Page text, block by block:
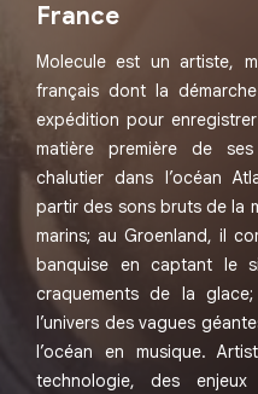
France
Molecule est un artiste,
français dont la
expédition pour
matière première de
chalutier dans l’océan
partir des sons bruts de la
marins; au Groenland, il
banquise en captant le
craquements de la
l’univers des vagues
l’océan en musique.
technologie, des